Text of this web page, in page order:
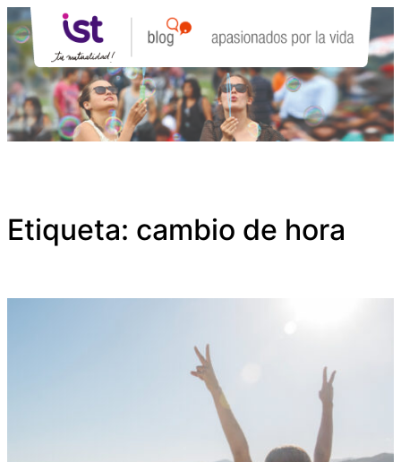
Saltar
al
contenido
Etiqueta: cambio de hora